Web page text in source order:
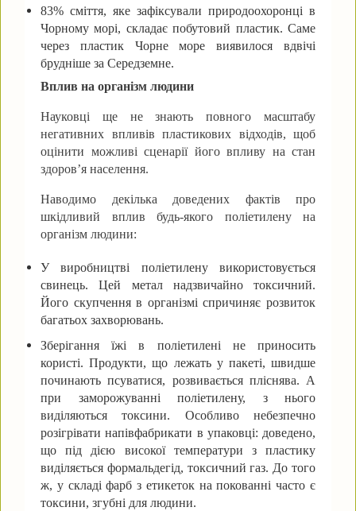
83% сміття, яке зафіксували природоохоронці в
Чорному морі, складає побутовий пластик. Саме
через пластик Чорне море виявилося вдвічі
брудніше за Середземне.
Вплив на організм людини
Науковці ще не знають повного масштабу
негативних впливів пластикових відходів, щоб
оцінити можливі сценарії його впливу на стан
здоров’я населення.
Наводимо декілька доведених фактів про
шкідливий вплив будь-якого поліетилену на
організм людини:
У виробництві поліетилену використовується
свинець. Цей метал надзвичайно токсичний.
Його скупчення в організмі спричиняє розвиток
багатьох захворювань.
Зберігання їжі в поліетилені не приносить
користі. Продукти, що лежать у пакеті, швидше
починають псуватися, розвивається пліснява. А
при заморожуванні поліетилену, з нього
виділяються токсини. Особливо небезпечно
розігрівати напівфабрикати в упаковці: доведено,
що під дією високої температури з пластику
виділяється формальдегід, токсичний газ. До того
ж, у складі фарб з етикеток на покованні часто є
токсини, згубні для людини.